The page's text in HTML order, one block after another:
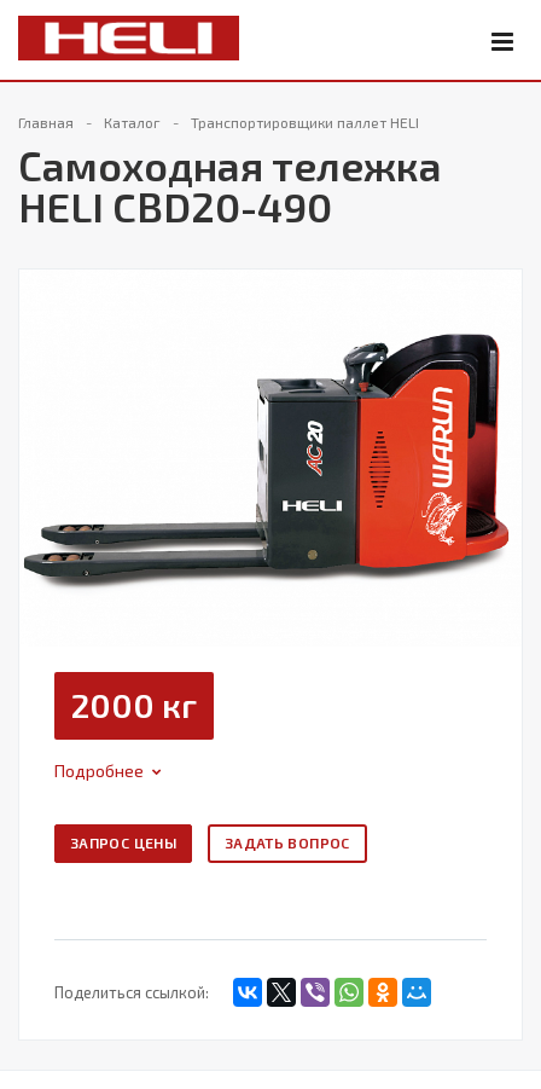
Главная Каталог Транспортировщики паллет HELI
Самоходная тележка
HELI CBD20-490
2000 кг
Подробнее
ЗАПРОС ЦЕНЫ ЗАДАТЬ ВОПРОС
Поделиться ссылкой: